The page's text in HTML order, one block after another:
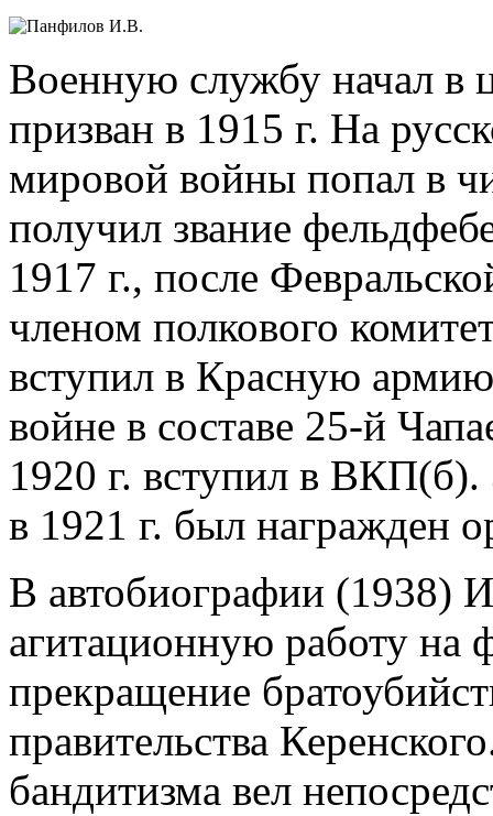
Военную службу начал в
призван в 1915 г. На
мировой войны попал в
получил звание
1917 г., после
членом полкового
вступил в Красную
войне в составе 25-й
1920 г. вступил в ВКП(б).
в 1921 г. был награжден
В автобиографии (1938)
агитационную работу на
прекращение
правительства
бандитизма вел